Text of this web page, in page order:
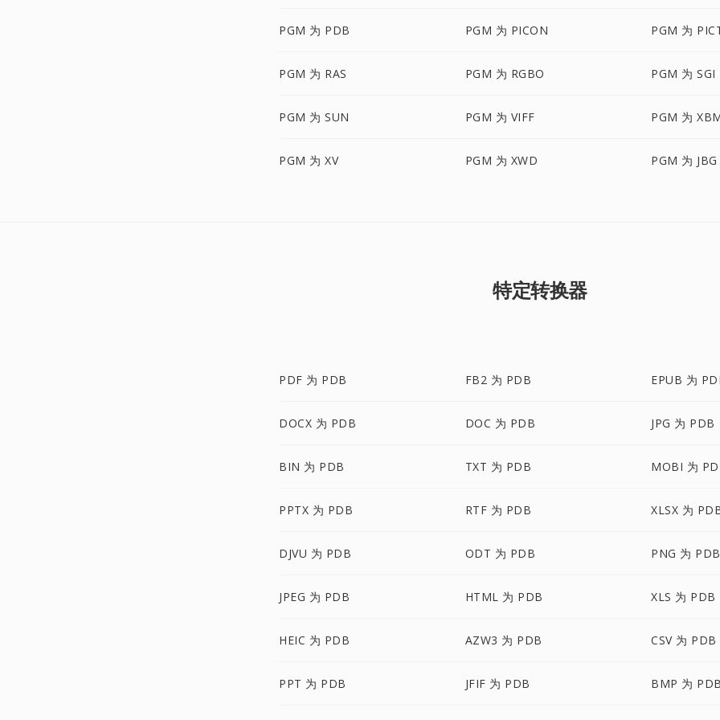
PGM 为 PDB PGM 为 PICON PGM 为
PGM 为 RAS PGM 为 RGBO PGM 为 SGI
PGM 为 SUN PGM 为 VIFF PGM 为
PGM 为 XV PGM 为 XWD PGM 为 JBG
特定转换器
PDF 为 PDB FB2 为 PDB EPUB 为
DOCX 为 PDB DOC 为 PDB JPG 为 PDB
BIN 为 PDB TXT 为 PDB MOBI 为
PPTX 为 PDB RTF 为 PDB XLSX 为
DJVU 为 PDB ODT 为 PDB PNG 为 PDB
JPEG 为 PDB HTML 为 PDB XLS 为 PDB
HEIC 为 PDB AZW3 为 PDB CSV 为 PDB
PPT 为 PDB JFIF 为 PDB BMP 为